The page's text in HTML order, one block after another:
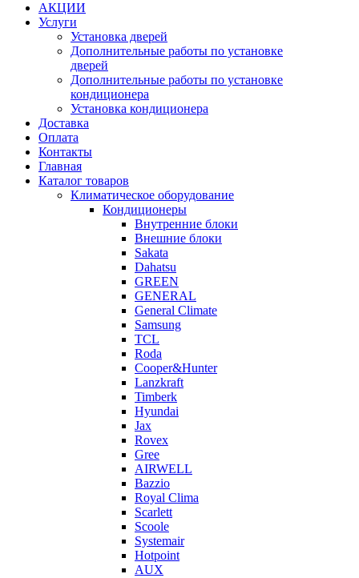
АКЦИИ
Услуги
Установка дверей
Дополнительные работы по установке
дверей
Дополнительные работы по установке
кондиционера
Установка кондиционера
Доставка
Оплата
Контакты
Главная
Каталог товаров
Климатическое оборудование
Кондиционеры
Внутренние блоки
Внешние блоки
Sakata
Dahatsu
GREEN
GENERAL
General Climate
Samsung
TCL
Roda
Cooper&Hunter
Lanzkraft
Timberk
Hyundai
Jax
Rovex
Gree
AIRWELL
Bazzio
Royal Clima
Scarlett
Scoole
Systemair
Hotpoint
AUX